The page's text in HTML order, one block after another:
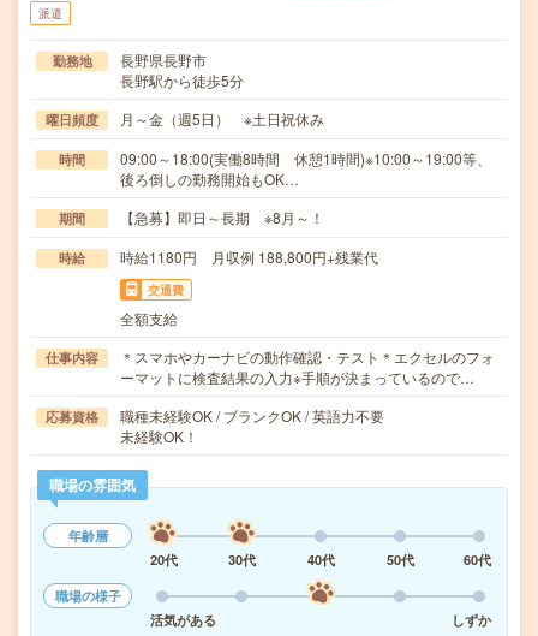
派遣
勤務地
長野県長野市
長野駅から徒歩5分
曜日頻度 月～金（週5日） ※土日祝休み
時間
09:00～18:00(実働8時間 休憩1時間)※10:00～19:00等、
後ろ倒しの勤務開始もOK…
期間 【急募】即日～長期 ※8月～！
時給 時給1180円 月収例 188,800円+残業代
交通費
全額支給
仕事内容
＊スマホやカーナビの動作確認・テスト＊エクセルのフォ
ーマットに検査結果の入力※手順が決まっているので…
応募資格
職種未経験OK / ブランクOK / 英語力不要
未経験OK！
職場の雰囲気
年齢層
20代
30代 40代 50代
60代
職場の様子
活気がある
しずか